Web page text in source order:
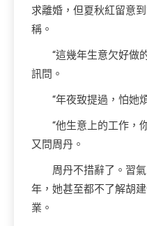
求離婚，但夏秋紅留意
稱。
“這幾年生意欠好做
訊問。
“年夜致提過，怕她
“他生意上的工作，
又問周丹。
周丹不措辭了。習
年，她甚至都不了解胡
業。